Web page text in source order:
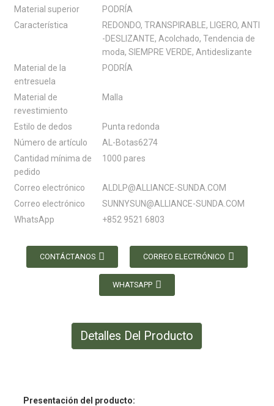
Material superior
PODRÍA
Característica
REDONDO, TRANSPIRABLE, LIGERO, ANTI
-DESLIZANTE, Acolchado, Tendencia de
moda, SIEMPRE VERDE, Antideslizante
Material de la
entresuela
PODRÍA
Material de
revestimiento
Malla
Estilo de dedos
Punta redonda
Número de artículo
AL-Botas6274
Cantidad mínima de
pedido
1000 pares
Correo electrónico
ALDLP@ALLIANCE-SUNDA.COM
Correo electrónico
SUNNYSUN@ALLIANCE-SUNDA.COM
WhatsApp
+852 9521 6803
CONTÁCTANOS CORREO ELECTRÓNICO
WHATSAPP
Detalles Del Producto
Presentación del producto: